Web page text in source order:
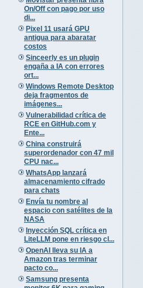
On/Off con pago por uso
di...
Pixel 11 usará GPU
antigua para abaratar
costos
Sinceerly es un plugin
engaña a IA con errores
ort...
Windows Remote Desktop
deja fragmentos de
imágenes...
Vulnerabilidad crítica de
RCE en GitHub.com y
Ente...
China construirá
superordenador con 47 mil
CPU nac...
WhatsApp lanzará
almacenamiento cifrado
para chats
Envía tu nombre al
espacio con satélites de la
NASA
Inyección SQL crítica en
LiteLLM pone en riesgo cl...
OpenAI lleva su IA a
Amazon tras terminar
pacto co...
Samsung presenta